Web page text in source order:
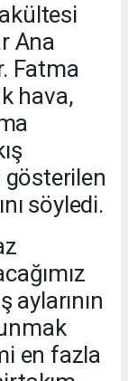
Ana
Fatma
hava,
gösterilen
söyledi.
aylarının
en fazla